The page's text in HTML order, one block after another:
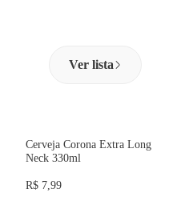
Ver lista
Cerveja Corona Extra Long
Neck 330ml
R$ 7,99